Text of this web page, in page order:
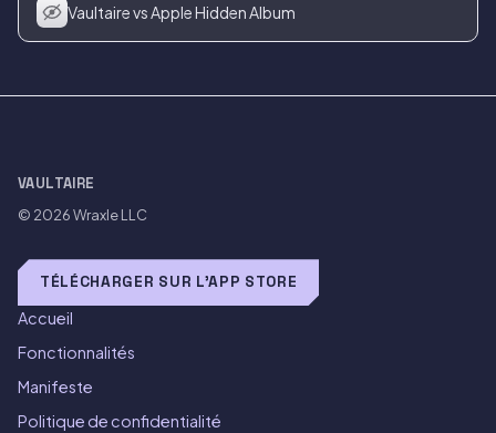
Vaultaire vs Apple Hidden Album
VAULTAIRE
© 2026Wraxle LLC
TÉLÉCHARGER SUR L'APP STORE
Accueil
Fonctionnalités
Manifeste
Politique de confidentialité